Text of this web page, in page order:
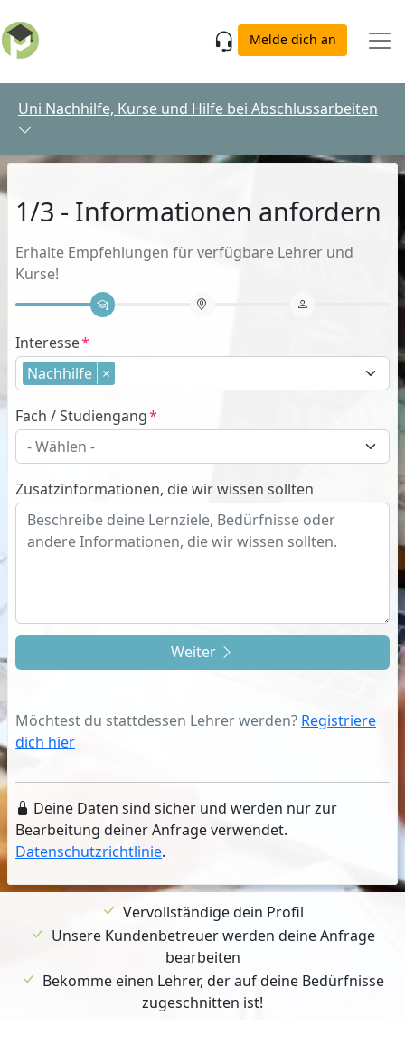
Melde dich an
Uni Nachhilfe, Kurse und Hilfe bei Abschlussarbeiten
1/3 - Informationen anfordern
Erhalte Empfehlungen für verfügbare Lehrer und
Kurse!
Interesse
Nachhilfe ×
Fach / Studiengang
Zusatzinformationen, die wir wissen sollten
Weiter
Möchtest du stattdessen Lehrer werden? Registriere
dich hier
Deine Daten sind sicher und werden nur zur
Bearbeitung deiner Anfrage verwendet.
Datenschutzrichtlinie.
Vervollständige dein Profil
Unsere Kundenbetreuer werden deine Anfrage
bearbeiten
Bekomme einen Lehrer, der auf deine Bedürfnisse
zugeschnitten ist!